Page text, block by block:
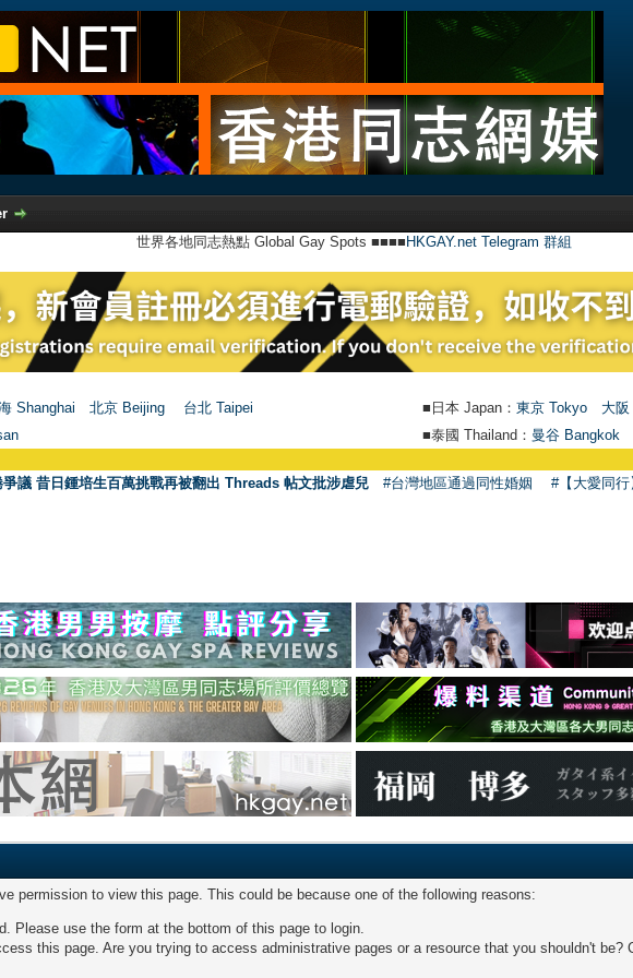
世界各地同志熱點 Global Gay Spots ■■■■ HKGAY.net Telegram 群組
海 Shanghai 北京 Beijing 台北 Taipei ■日本 Japan： 東京 Tokyo 大
■泰國 Thailand： 曼谷 Bangkok
議 昔日鍾培生百萬挑戰再被翻出 Threads 帖文批涉虐兒 #台灣地區通過同性婚姻 #【大愛同
permission to view this page. This could be because one of the following reasons:
Please use the form at the bottom of this page to login.
this page. Are you trying to access administrative pages or a resource that you shouldn't be?